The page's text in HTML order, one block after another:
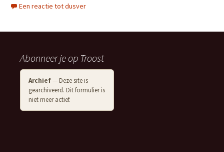
Een reactie tot dusver
Abonneer je op Troost
Archief— Deze site is
gearchiveerd. Dit formulier is
niet meer actief.